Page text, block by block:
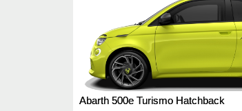
Abarth 500e Turismo Hatchback